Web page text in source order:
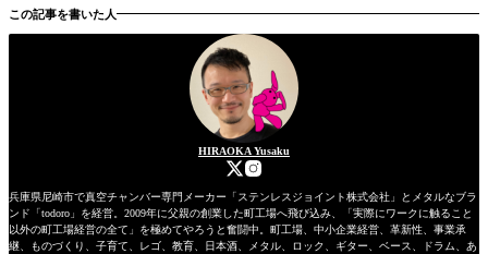
この記事を書いた人
HIRAOKA Yusaku
兵庫県尼崎市で真空チャンバー専門メーカー「ステンレスジョイント株式会社」とメタルなブラ
ンド「todoro」を経営。2009年に父親の創業した町工場へ飛び込み、「実際にワークに触ること
以外の町工場経営の全て」を極めてやろうと奮闘中。町工場、中小企業経営、革新性、事業承
継、ものづくり、子育て、レゴ、教育、日本酒、メタル、ロック、ギター、ベース、ドラム、あ